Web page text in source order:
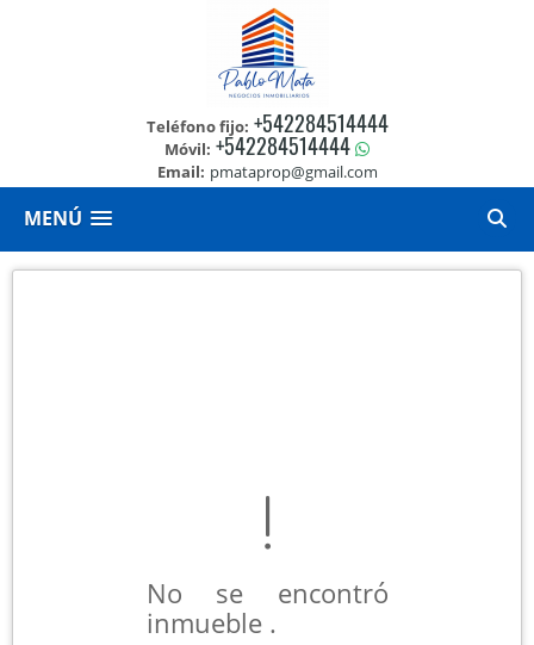
Teléfono fijo: +542284514444
Móvil: +542284514444
Email: pmataprop@gmail.com
MENÚ
No se encontró
inmueble .